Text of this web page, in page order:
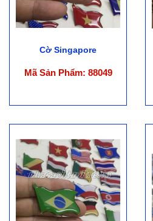
Cờ Singapore
Mã Sản Phẩm: 88049